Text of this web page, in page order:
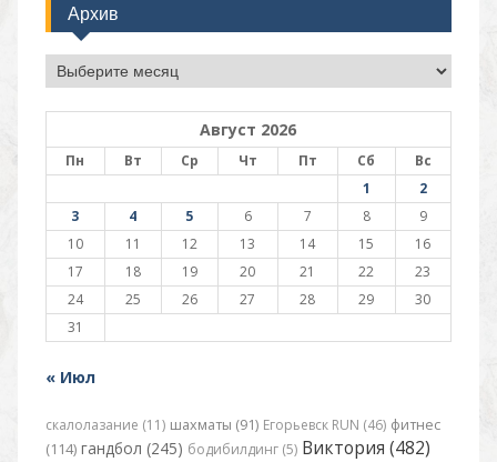
Архив
Архив
Август 2026
Пн Вт Ср Чт Пт Сб
Вс
1
2
3
4 5 6 7 8
9
10
11 12 13 14 15
16
17
18 19 20 21 22
23
24
25 26 27 28 29
30
31
« Июл
скалолазание (11) шахматы (91) Егорьевск RUN (46) фитнес
(114) гандбол (245) бодибилдинг (5) Виктория (482)